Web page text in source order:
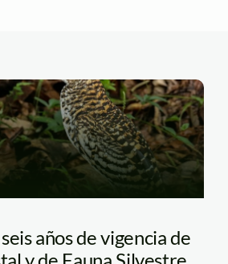
años de vigencia de